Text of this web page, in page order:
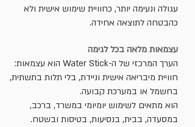
עגולה ונעימה יותר, כחוויית שימוש אישית ולא
כהבטחה לתוצאה אחידה.
עצמאות מלאה בכל לגימה
הערך המרכזי של ה-Water Stick הוא עצמאות:
חוויית מיבריאה אישית וניידת, בלי תלות בתשתית,
בחשמל או במערכת קבועה.
הוא מתאים לשימוש יומיומי במשרד, ברכב,
במסעדה, בבית, בנסיעות, בטיסות ובשטח.